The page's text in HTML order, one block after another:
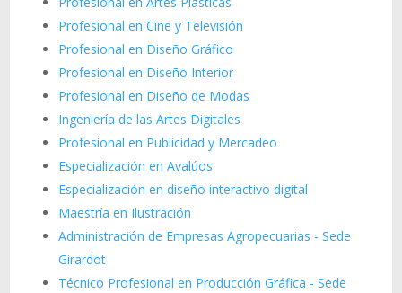
Profesional en Cine y Televisión
Profesional en Diseño Gráfico
Profesional en Diseño Interior
Profesional en Diseño de Modas
Ingeniería de las Artes Digitales
Profesional en Publicidad y Mercadeo
Especialización en Avalúos
Especialización en diseño interactivo digital
Maestría en Ilustración
Administración de Empresas Agropecuarias - Sede
Girardot
Técnico Profesional en Producción Gráfica - Sede